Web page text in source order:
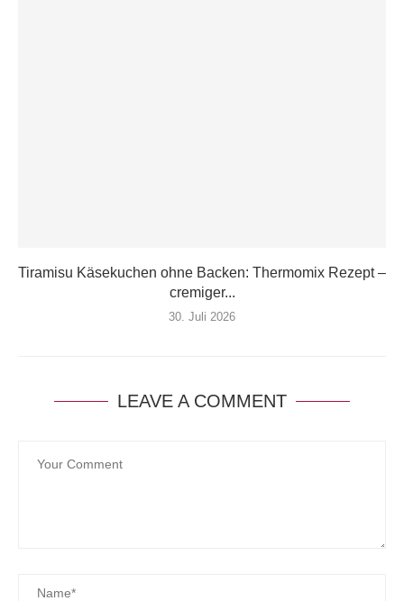
Tiramisu Käsekuchen ohne Backen: Thermomix Rezept –
cremiger...
30. Juli 2026
LEAVE A COMMENT